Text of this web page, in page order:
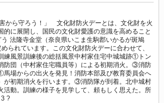
から守ろう！」 文化財防火デーとは、文化財を火
に展開し、国民の文化財愛護の意識を高めること
法隆寺金堂（奈良県いこま生駒郡いかるが斑鳩
られています。この文化財防火デーに合わせて、
練風景訓練後の総括風景中村家住宅中城城跡①トン
団（中村家住宅職員等）による初期消火。③消防
場からの出火を発見！消防本部及び教育委員会へ
が初期消火を行います。③消防隊が到着。北中城村
動。訓練の様子を見学して、頼もしく思えた。所
?